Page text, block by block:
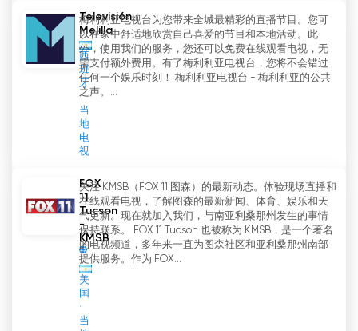
Televisión
Melilla
西
班
牙
当
地
电
视
梅利利亚电视台为您带来全城最精彩的直播节目。您可
以在家中舒适地欣赏自己喜爱的节目和本地活动。此
外，使用我们的服务，您还可以免费在线观看电视，无
需支付额外费用。有了梅利利亚电视台，您将不会错过
任何一个娱乐时刻！ 梅利利亚电视台 - 梅利利亚的公共
之声。...
FOX
11
Tucson
-
KMSB
美
国
当
关注 KMSB（FOX 11 图森）的最新动态。体验现场直播和
在线观看电视，了解图森的最新新闻、体育、娱乐和天
气更新。现在就加入我们，与南亚利桑那州发生的事情
保持联系。 FOX 11 Tucson 也被称为 KMSB，是一个著名
的电视频道，多年来一直为图森社区和亚利桑那州南部
提供服务。作为 FOX...